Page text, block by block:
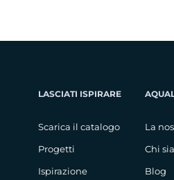
LASCIATI ISPIRARE
Scarica il catalogo
Progetti
Ispirazione
La
Chi
Blog